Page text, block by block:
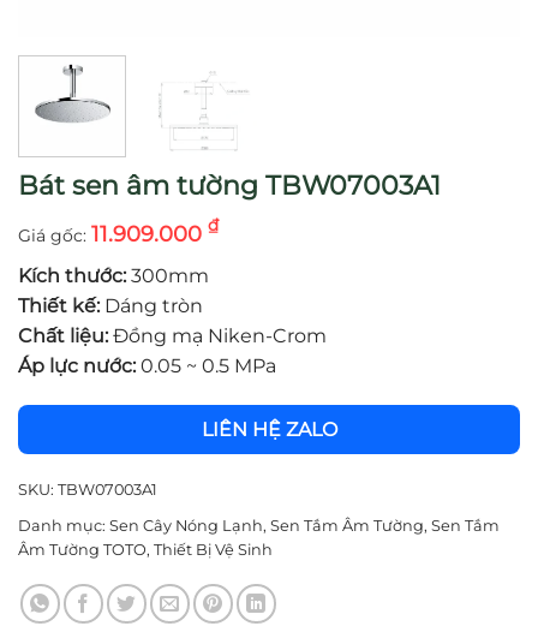
Bát sen âm tường TBW07003A1
11.909.000 ₫
Kích thước: 300mm
Thiết kế: Dáng tròn
Chất liệu: Đồng mạ Niken-Crom
Áp lực nước: 0.05 ~ 0.5 MPa
LIÊN HỆ ZALO
SKU: TBW07003A1
Danh mục: Sen Cây Nóng Lạnh, Sen Tắm Âm Tường, Sen Tắm
Âm Tường TOTO, Thiết Bị Vệ Sinh